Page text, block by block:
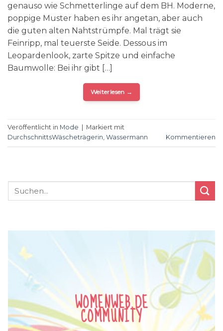
genauso wie Schmetterlinge auf dem BH. Moderne,
poppige Muster haben es ihr angetan, aber auch
die guten alten Nahtstrümpfe. Mal trägt sie
Feinripp, mal teuerste Seide. Dessous im
Leopardenlook, zarte Spitze und einfache
Baumwolle: Bei ihr gibt […]
Weiterlesen →
Veröffentlicht in Mode
Markiert mit
DurchschnittsWäscheträgerin, Wassermann Kommentieren
WOMENWEB.DE
COMMUNITY